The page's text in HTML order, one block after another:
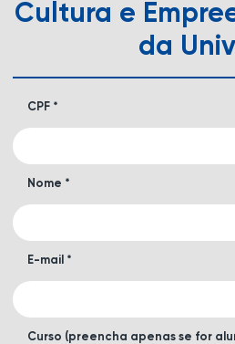
Cultura e
da
CPF *
Nome *
E-mail *
Curso (preencha apenas se for